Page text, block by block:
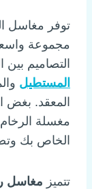
توفر مغاسل
مجموعة
التصاميم
المستطيل
المعقد. بغض
مغسلة
الخاص بك
تتميز مغاسل